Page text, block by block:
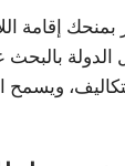
بمنحك إقامة
ويسمح